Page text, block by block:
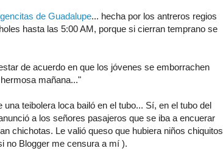
de Guadalupe... hecha por los antreros regios
hasta las 5:00 AM, porque si cierran temprano se
de acuerdo en que los jóvenes se emborrachen
mañana..."
teibolera loca bailó en el tubo... Sí, en el tubo del
a los señores pasajeros que se iba a encuerar
chichotas. Le valió queso que hubiera niños chiquitos
no Blogger me censura a mí ).